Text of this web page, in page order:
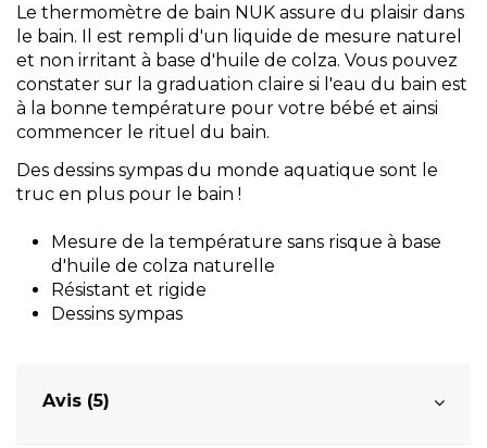
Le thermomètre de bain NUK assure du plaisir dans
le bain. Il est rempli d'un liquide de mesure naturel
et non irritant à base d'huile de colza. Vous pouvez
constater sur la graduation claire si l'eau du bain est
à la bonne température pour votre bébé et ainsi
commencer le rituel du bain.
Des dessins sympas du monde aquatique sont le
truc en plus pour le bain !
Mesure de la température sans risque à base
d'huile de colza naturelle
Résistant et rigide
Dessins sympas
Avis (5)